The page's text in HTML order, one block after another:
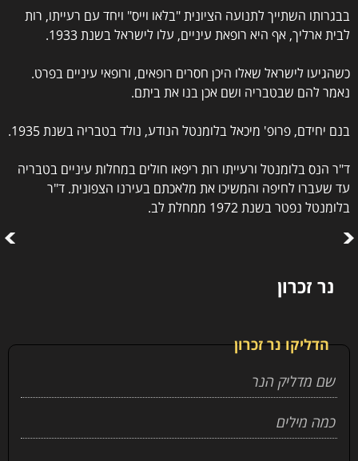
בבגרותו השתייך לתנועה הציונית "בלאו וייס" ויחד עם רעייתו, רות
לבית ארליך, אף היא רופאת עיניים, עלו לישראל בשנת 1933.
כשהגיעו לישראל שאלו היכן חסרים רופאים, ורופאי עיניים בפרט.
נאמר להם שבטבריה ושם אכן בנו את ביתם.
בנם יחידם, פרופ' מיכאל בלומנטל הנודע, נולד בטבריה בשנת 1935.
ד"ר הנס בלומנטל ורעייתו רות ריפאו חולים במחלות עיניים בטבריה
עד שעברו לחיפה והמשיכו את מלאכתם בעירנו הצפונית. ד"ר
בלומנטל נפטר בשנת 1972 ממחלת לב.
נר זכרון
הדליקו נר זכרון